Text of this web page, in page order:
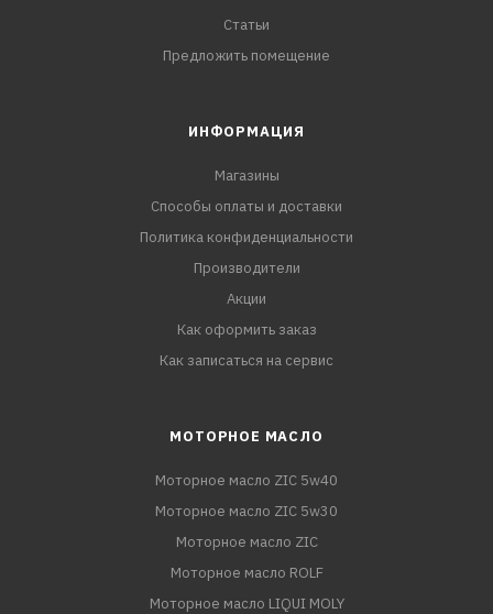
Статьи
Предложить помещение
ИНФОРМАЦИЯ
Магазины
Способы оплаты и доставки
Политика конфиденциальности
Производители
Акции
Как оформить заказ
Как записаться на сервис
МОТОРНОЕ МАСЛО
Моторное масло ZIC 5w40
Моторное масло ZIC 5w30
Моторное масло ZIC
Моторное масло ROLF
Моторное масло LIQUI MOLY